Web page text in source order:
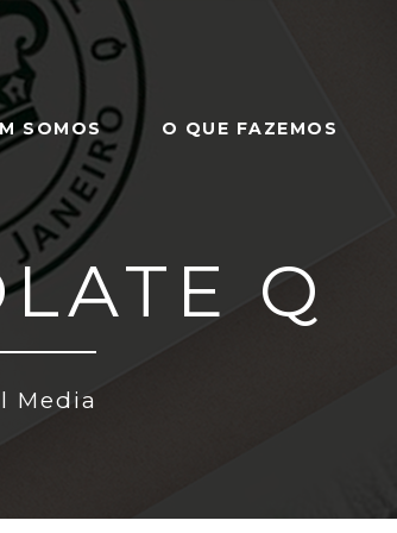
SOMOS O QUE FAZEMOS
Q
Media